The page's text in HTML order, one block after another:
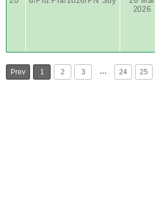
2026
Prev 1 2 3 … 24 25